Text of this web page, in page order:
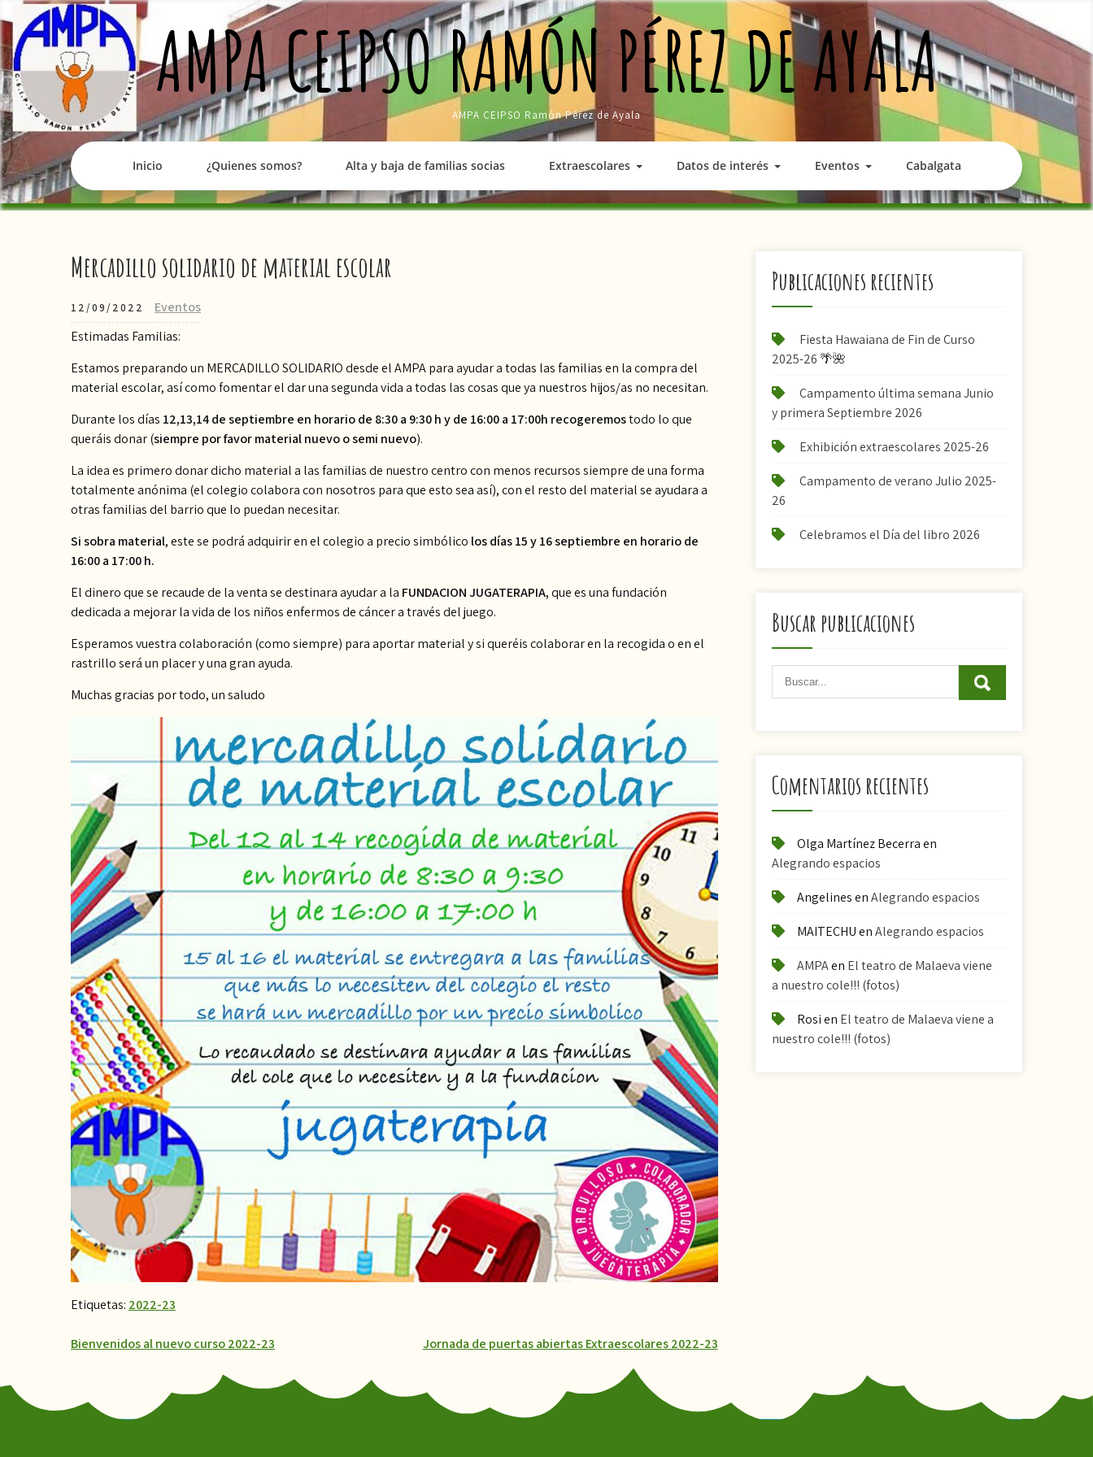
to
content
AMPA CEIPSO RAMÓN PÉREZ DE AYALA
AMPA CEIPSO Ramón Pérez de Ayala
Inicio ¿Quienes somos? Alta y baja de familias socias Extraescolares Datos de interés Eventos Cabalgata
Mercadillo solidario de material escolar
12/09/2022
Eventos
Estimadas Familias:
Estamos preparando un MERCADILLO SOLIDARIO desde el AMPA para ayudar a todas las familias en la compra del
material escolar, así como fomentar el dar una segunda vida a todas las cosas que ya nuestros hijos/as no necesitan.
Durante los días 12,13,14 de septiembre en horario de 8:30 a 9:30 h y de 16:00 a 17:00h recogeremostodo lo que
queráis donar (siempre por favor material nuevo o semi nuevo).
La idea es primero donar dicho material a las familias de nuestro centro con menos recursos siempre de una forma
totalmente anónima (el colegio colabora con nosotros para que esto sea así), con el resto del material se ayudara a
otras familias del barrio que lo puedan necesitar.
Si sobra material, este se podrá adquirir en el colegio a precio simbólico los días 15 y 16 septiembre en horario de
16:00 a 17:00 h.
El dinero que se recaude de la venta se destinara ayudar a la FUNDACION JUGATERAPIA,que es una fundación
dedicada a mejorar la vida de los niños enfermos de cáncer a través del juego.
Esperamos vuestra colaboración (como siempre) para aportar material y si queréis colaborar en la recogida o en el
rastrillo será un placer y una gran ayuda.
Muchas gracias por todo, un saludo
Etiquetas: 2022-23
Navegación
entradas
Bienvenidos al nuevo curso 2022-23 Jornada de puertas abiertas Extraescolares 2022-23
Publicaciones recientes
Fiesta Hawaiana de Fin de Curso
2025-26 🌴🌺
Campamento última semana Junio
y primera Septiembre 2026
Exhibición extraescolares 2025-26
Campamento de verano Julio 2025-
26
Celebramos el Día del libro 2026
Buscar publicaciones
Comentarios recientes
Olga Martínez Becerraen
Alegrando espacios
AngelinesenAlegrando espacios
MAITECHUenAlegrando espacios
AMPAen El teatro de Malaeva viene
a nuestro cole!!! (fotos)
Rosien El teatro de Malaeva viene a
nuestro cole!!! (fotos)